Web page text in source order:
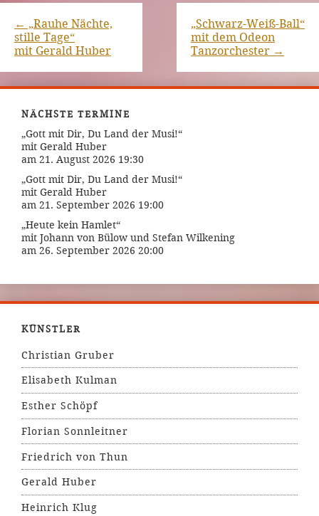
← „Rauhe Nächte,
stille Tage“
mit Gerald Huber
„Schwarz-Weiß-Ball“
mit dem Odeon
Tanzorchester →
NÄCHSTE TERMINE
„Gott mit Dir, Du Land der Musi!“
mit Gerald Huber
am 21. August 2026 19:30
„Gott mit Dir, Du Land der Musi!“
mit Gerald Huber
am 21. September 2026 19:00
„Heute kein Hamlet“
mit Johann von Bülow und Stefan Wilkening
am 26. September 2026 20:00
KÜNSTLER
Christian Gruber
Elisabeth Kulman
Esther Schöpf
Florian Sonnleitner
Friedrich von Thun
Gerald Huber
Heinrich Klug